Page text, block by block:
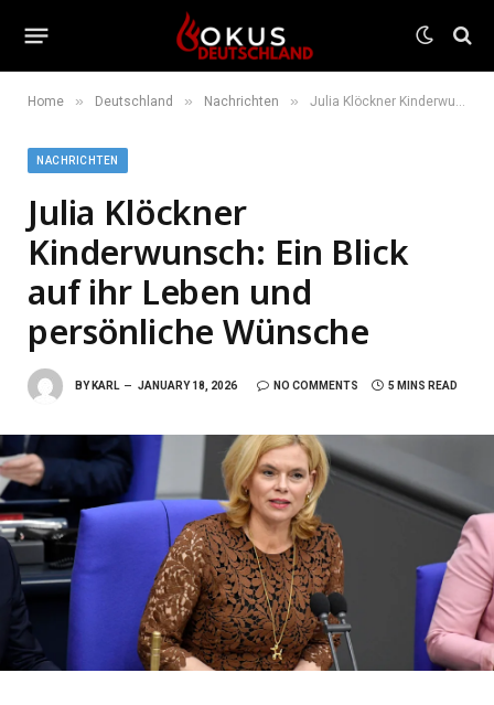
Home » Deutschland » Nachrichten » Julia Klöckner Kinderwunsch: Ein Blick auf ihr Leben und persönliche Wünsche
NACHRICHTEN
Julia Klöckner
Kinderwunsch: Ein Blick
auf ihr Leben und
persönliche Wünsche
BY KARL JANUARY 18, 2026 NO COMMENTS 5 MINS READ